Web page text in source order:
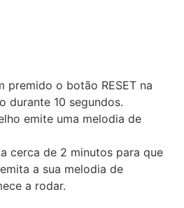
premido o botão RESET na
durante 10 segundos.
emite uma melodia de
cerca de 2 minutos para que
a sua melodia de
a rodar.